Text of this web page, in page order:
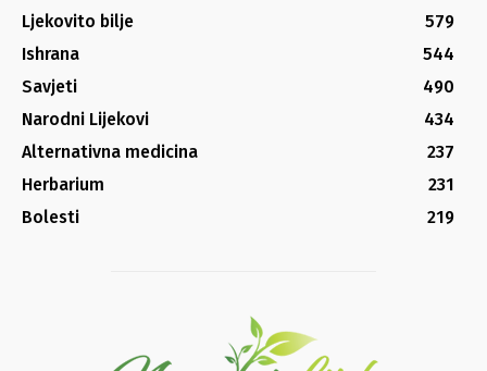
Ljekovito bilje
579
Ishrana
544
Savjeti
490
Narodni Lijekovi
434
Alternativna medicina
237
Herbarium
231
Bolesti
219